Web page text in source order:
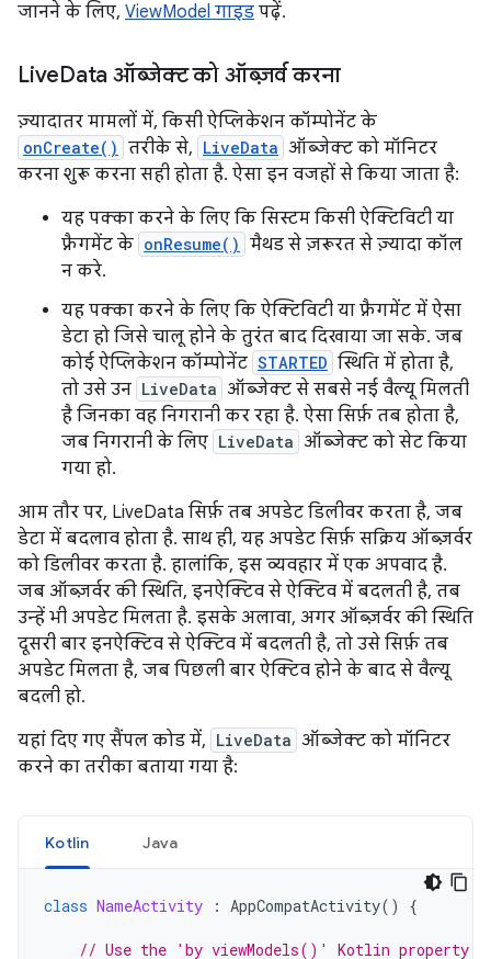
जानने के लिए, ViewModel गाइड पढ़ें.
LiveData ऑब्जेक्ट को ऑब्ज़र्व करना
ज़्यादातर मामलों में, किसी ऐप्लिकेशन कॉम्पोनेंट के
onCreate() तरीके से, LiveData ऑब्जेक्ट को मॉनिटर
करना शुरू करना सही होता है. ऐसा इन वजहों से किया जाता है:
यह पक्का करने के लिए कि सिस्टम किसी ऐक्टिविटी या
फ़्रैगमेंट के onResume() मैथड से ज़रूरत से ज़्यादा कॉल
न करे.
यह पक्का करने के लिए कि ऐक्टिविटी या फ़्रैगमेंट में ऐसा
डेटा हो जिसे चालू होने के तुरंत बाद दिखाया जा सके. जब
कोई ऐप्लिकेशन कॉम्पोनेंट STARTED स्थिति में होता है,
तो उसे उन LiveData ऑब्जेक्ट से सबसे नई वैल्यू मिलती
है जिनका वह निगरानी कर रहा है. ऐसा सिर्फ़ तब होता है,
जब निगरानी के लिए LiveData ऑब्जेक्ट को सेट किया
गया हो.
आम तौर पर, LiveData सिर्फ़ तब अपडेट डिलीवर करता है, जब
डेटा में बदलाव होता है. साथ ही, यह अपडेट सिर्फ़ सक्रिय ऑब्ज़र्वर
को डिलीवर करता है. हालांकि, इस व्यवहार में एक अपवाद है.
जब ऑब्ज़र्वर की स्थिति, इनऐक्टिव से ऐक्टिव में बदलती है, तब
उन्हें भी अपडेट मिलता है. इसके अलावा, अगर ऑब्ज़र्वर की स्थिति
दूसरी बार इनऐक्टिव से ऐक्टिव में बदलती है, तो उसे सिर्फ़ तब
अपडेट मिलता है, जब पिछली बार ऐक्टिव होने के बाद से वैल्यू
बदली हो.
यहां दिए गए सैंपल कोड में, LiveData ऑब्जेक्ट को मॉनिटर
करने का तरीका बताया गया है:
Kotlin Java
class NameActivity : AppCompatActivity() {
// Use the 'by viewModels()' Kotlin property